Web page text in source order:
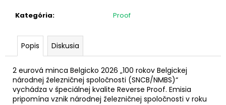
Kategória: Proof
Popis Diskusia
2 eurová minca Belgicko 2026 „100 rokov Belgickej
národnej železničnej spoločnosti (SNCB/NMBS)“
vychádza v špeciálnej kvalite Reverse Proof. Emisia
pripomína vznik národnej železničnej spoločnosti v roku
ú
e
2
EURO